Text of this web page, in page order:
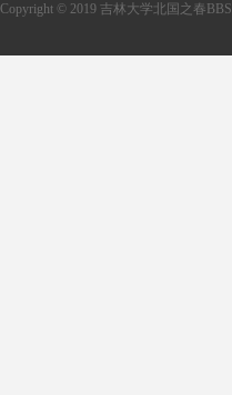
Copyright © 2019 吉林大学北国之春BBS